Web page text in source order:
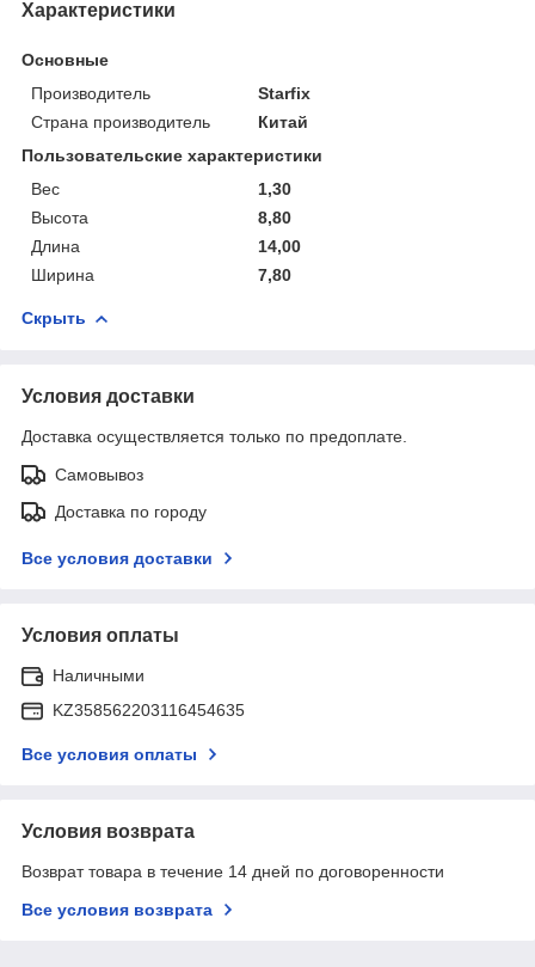
Характеристики
Основные
Производитель
Starfix
Страна производитель
Китай
Пользовательские характеристики
Вес
1,30
Высота
8,80
Длина
14,00
Ширина
7,80
Скрыть
Условия доставки
Доставка осуществляется только по предоплате.
Самовывоз
Доставка по городу
Все условия доставки
Условия оплаты
Наличными
KZ358562203116454635
Все условия оплаты
Условия возврата
Возврат товара в течение 14 дней по договоренности
Все условия возврата